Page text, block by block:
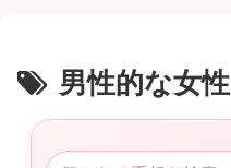
男性的な女性